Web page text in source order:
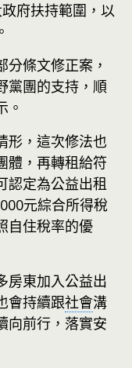
府扶持範圍，以
條文修正案，
黨團的支持，順
。
形，這次修法也
體，再轉租給符
認定為公益出租
元綜合所得稅
自住稅率的優
房東加入公益出
會持續跟社會溝
向前行，落實安